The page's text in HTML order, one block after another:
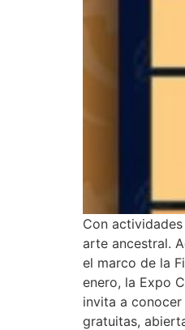
Con
arte ancestral.
el marco de la
enero, la Expo
invita a
gratuitas,